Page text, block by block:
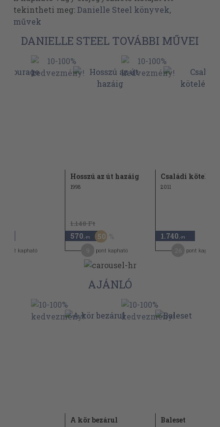
tekintheti meg:Danielle Steel könyvek,
művek
DANIELLE STEEL TOVÁBBI MŰVEI
pont kapható
Hosszú az út hazáig
1998
1.140 Ft
570 ,-Ft 50
pont kapható
Családi
2011
1.740 ,-Ft
pont kapható
AJÁNLÓ
A kör bezárul Baleset